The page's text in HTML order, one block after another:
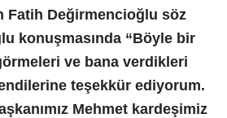
Fatih Değirmencioğlu söz
konuşmasında “Böyle bir
ve bana verdikleri
teşekkür ediyorum.
Mehmet kardeşimiz